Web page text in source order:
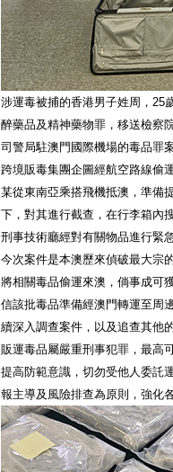
涉運毒被捕的香港男子姓周，25
醉藥品及精神藥物罪，移送檢察院
司警局駐澳門國際機場的毒品罪
跨境販毒集團企圖經航空路線偷
某從東南亞乘搭飛機抵澳，準備
下，對其進行截查，在行李箱內
刑事技術廳經對有關物品進行緊
今次案件是本澳歷來偵破最大宗
將相關毒品偷運來澳，倘事成可
信該批毒品準備經澳門轉運至周
續深入調查案件，以及追查其他
販運毒品屬嚴重刑事犯罪，最高
提高防範意識，切勿受他人委託
報主導及風險排查為原則，強化